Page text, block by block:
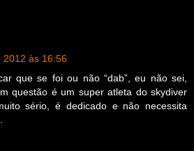
2012 às 16:56
que se foi ou não “dab”, eu não sei,
questão é um super atleta do skydiver
sério, é dedicado e não necessita